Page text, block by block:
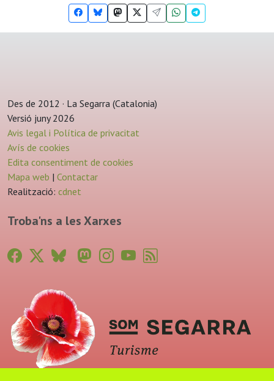
Des de 2012 · La Segarra (Catalonia)
Versió juny 2026
Avis legal i Política de privacitat
Avís de cookies
Edita consentiment de cookies
Mapa web | Contactar
Realització: cdnet
Troba'ns a les Xarxes